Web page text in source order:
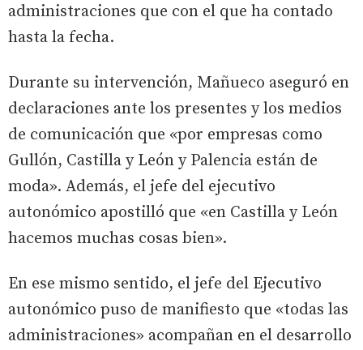
administraciones que con el que ha contado
hasta la fecha.
Durante su intervención, Mañueco aseguró en
declaraciones ante los presentes y los medios
de comunicación que «por empresas como
Gullón, Castilla y León y Palencia están de
moda». Además, el jefe del ejecutivo
autonómico apostilló que «en Castilla y León
hacemos muchas cosas bien».
En ese mismo sentido, el jefe del Ejecutivo
autonómico puso de manifiesto que «todas las
administraciones» acompañan en el desarrollo